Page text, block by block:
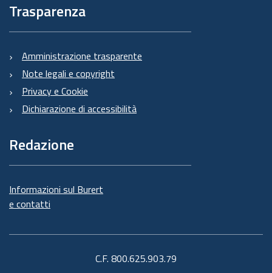
Trasparenza
Amministrazione trasparente
Note legali e copyright
Privacy e Cookie
Dichiarazione di accessibilità
Redazione
Informazioni sul Burert
e contatti
C.F. 800.625.903.79